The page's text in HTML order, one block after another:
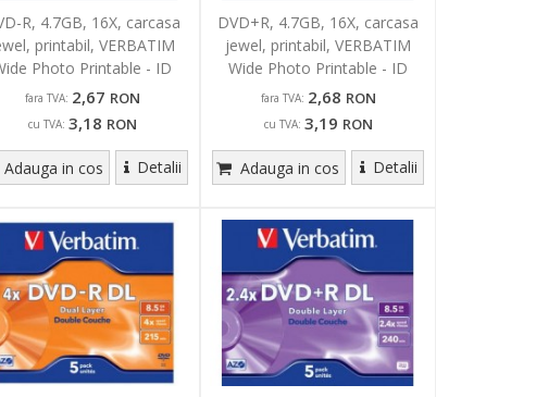
R, 4.7GB, 16X, carcasa
printabil, VERBATIM
Photo Printable - ID
Branded
fara TVA: 2,67 RON
cu TVA: 3,18 RON
Adauga in cos Detalii
DVD+R, 4.7GB, 16X, carcasa
jewel, printabil, VERBATIM
Wide Photo Printable - ID
Branded
fara TVA: 2,68 RON
cu TVA: 3,19 RON
Adauga in cos Detalii